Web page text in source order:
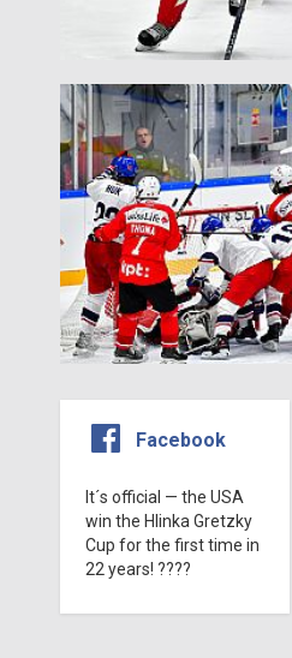
Facebook
It´s official — the USA
win the Hlinka Gretzky
Cup for the first time in
22 years! ????